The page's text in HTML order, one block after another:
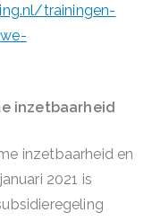
trainingen-
inzetbaarheid
inzetbaarheid en
2021 is